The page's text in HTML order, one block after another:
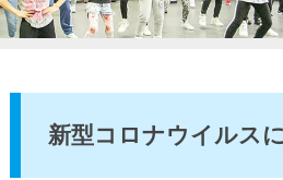
新型コロナウイルス